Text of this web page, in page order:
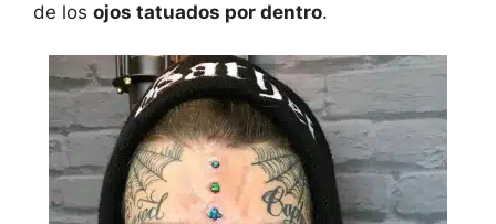
de los ojos tatuados por dentro.